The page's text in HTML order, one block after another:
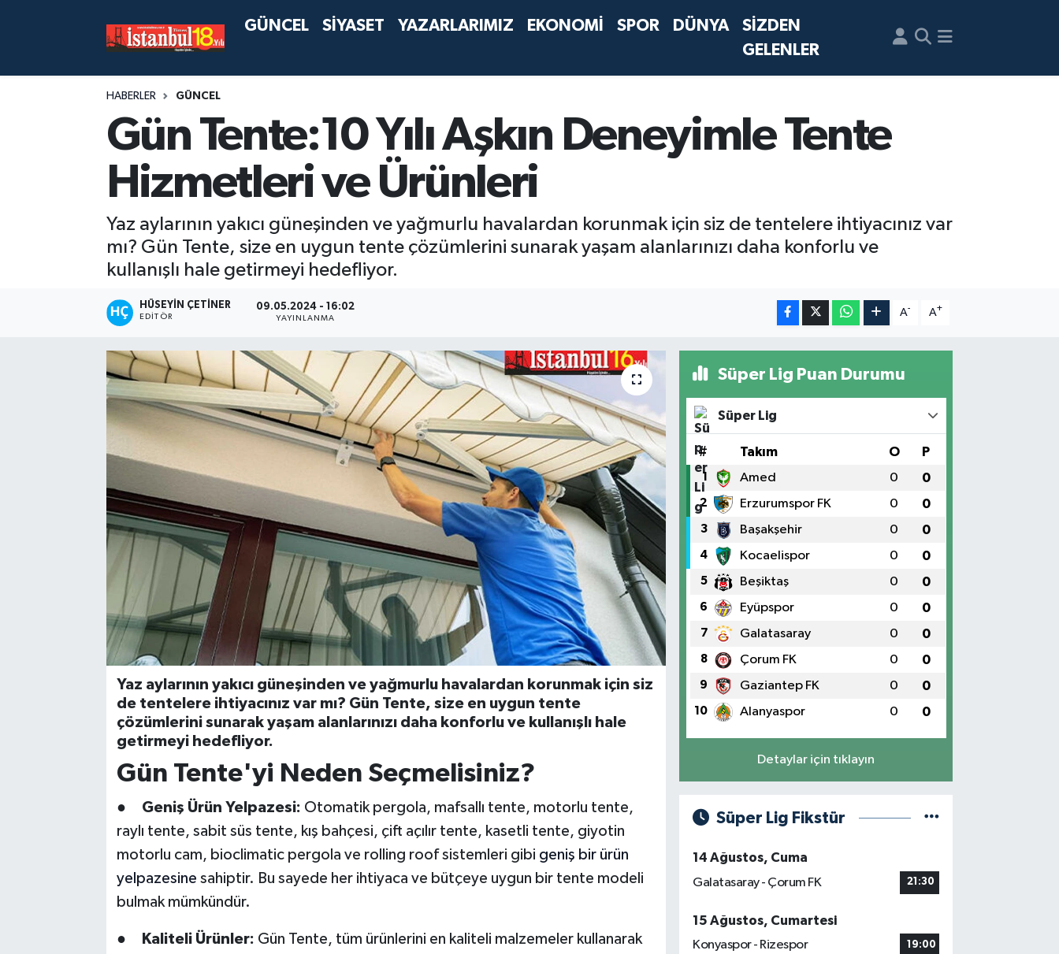
GÜNCEL SİYASET YAZARLARIMIZ EKONOMİ SPOR DÜNYA
SİZDEN
GELENLER
HABERLER GÜNCEL
Gün Tente:10 Yılı Aşkın Deneyimle Tente
Hizmetleri ve Ürünleri
Yaz aylarının yakıcı güneşinden ve yağmurlu havalardan korunmak için siz de tentelere ihtiyacınız var
mı? Gün Tente, size en uygun tente çözümlerini sunarak yaşam alanlarınızı daha konforlu ve
kullanışlı hale getirmeyi hedefliyor.
HÜSEYIN ÇETINER
EDITÖR
09.05.2024 - 16:02
YAYINLANMA
A- A+
Yaz aylarının yakıcı güneşinden ve yağmurlu havalardan korunmak için siz
de tentelere ihtiyacınız var mı? Gün Tente, size en uygun tente
çözümlerini sunarak yaşam alanlarınızı daha konforlu ve kullanışlı hale
getirmeyi hedefliyor.
Gün Tente'yi Neden Seçmelisiniz?
● Geniş Ürün Yelpazesi: Otomatik pergola, mafsallı tente, motorlu tente,
raylı tente, sabit süs tente, kış bahçesi, çift açılır tente, kasetli tente, giyotin
motorlu cam, bioclimatic pergola ve rolling roof sistemleri gibi geniş bir ürün
yelpazesine sahiptir. Bu sayede her ihtiyaca ve bütçeye uygun bir tente modeli
bulmak mümkündür.
● Kaliteli Ürünler: Gün Tente, tüm ürünlerini en kaliteli malzemeler kullanarak
Süper Lig Puan Durumu
Süper Lig
# Takım O P
1 Amed 0 0
2 Erzurumspor FK 0 0
3 Başakşehir 0 0
4 Kocaelispor 0 0
5 Beşiktaş 0 0
6 Eyüpspor 0 0
7 Galatasaray 0 0
8 Çorum FK 0 0
9 Gaziantep FK 0 0
10 Alanyaspor 0 0
Detaylar için tıklayın
Süper Lig Fikstür
14 Ağustos, Cuma
Galatasaray - Çorum FK
21:30
15 Ağustos, Cumartesi
Konyaspor - Rizespor
19:00